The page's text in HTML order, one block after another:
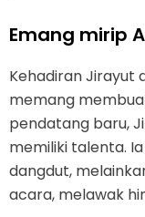
Emang mirip
Kehadiran Jirayut
memang
pendatang baru,
memiliki talenta.
dangdut,
acara, melawak